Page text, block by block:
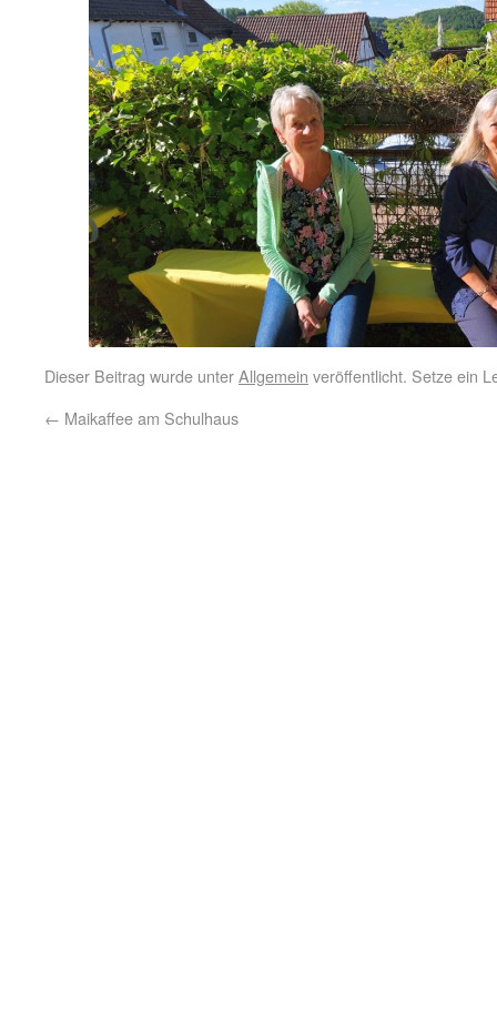
Dieser Beitrag wurde unterAllgemein veröffentlicht. Setze ein
← Maikaffee am Schulhaus